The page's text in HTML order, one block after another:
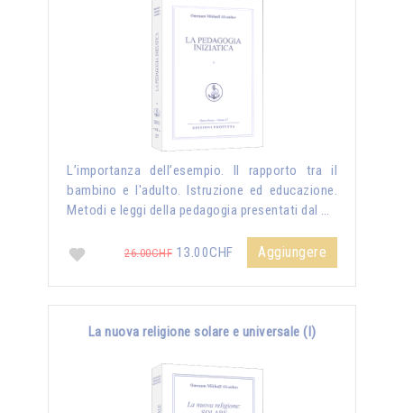
L’importanza dell’esempio. Il rapporto tra il
bambino e l'adulto. Istruzione ed educazione.
Metodi e leggi della pedagogia presentati dal …
26.00CHF 13.00CHF Aggiungere
La nuova religione solare e universale (I)